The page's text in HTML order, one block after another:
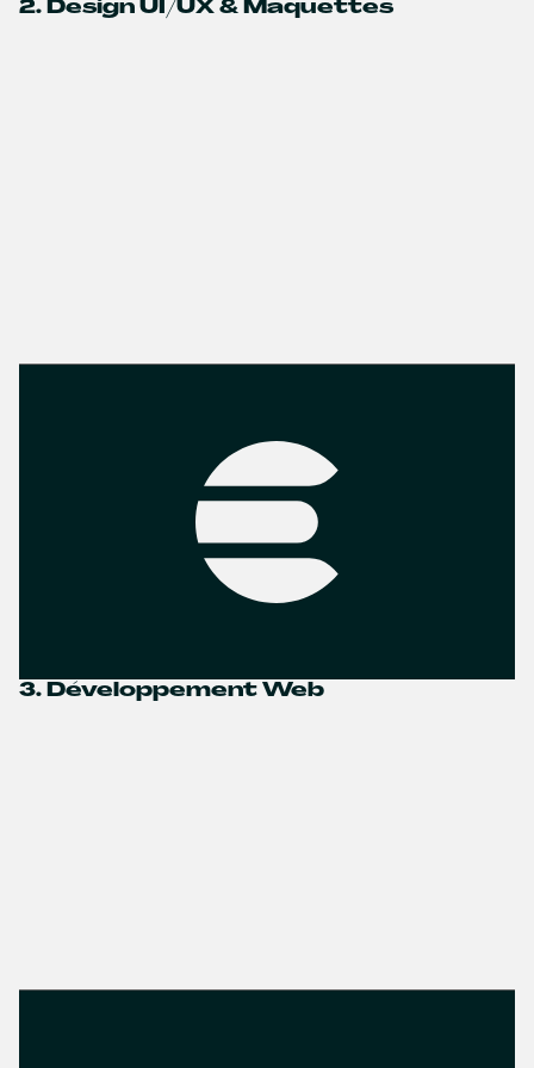
2. Design UI/UX & Maquettes
3. Développement Web